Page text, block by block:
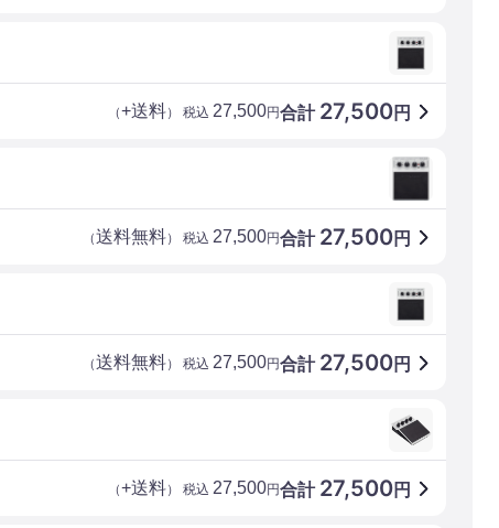
合計 27,500円
（+送料） 税込 27,500円
合計 27,500円
（送料無料） 税込 27,500円
合計 27,500円
（送料無料） 税込 27,500円
合計 27,500円
（+送料） 税込 27,500円